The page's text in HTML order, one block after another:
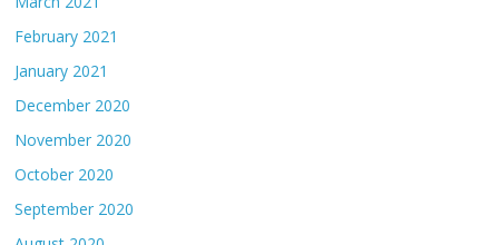
February 2021
January 2021
December 2020
November 2020
October 2020
September 2020